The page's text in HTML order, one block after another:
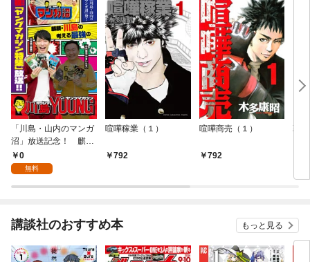
「川島・山内のマンガ
沼」放送記念！ 麒
麟・川島の考える最強
のヤングマガジン
0
無料
喧嘩稼業（１）
792
喧嘩商売（１）
792
幕
講談社のおすすめ本 もっと見る